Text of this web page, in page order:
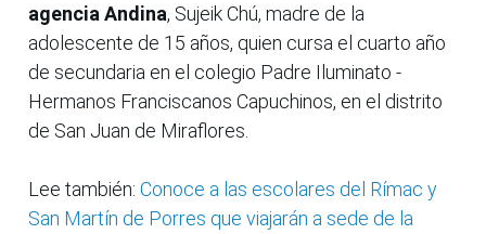
agencia Andina, Sujeik Chú, madre de la
adolescente de 15 años, quien cursa el cuarto año
de secundaria en el colegio Padre Iluminato -
Hermanos Franciscanos Capuchinos, en el distrito
de San Juan de Miraflores.
Lee también: Conoce a las escolares del Rímac y
San Martín de Porres que viajarán a sede de la